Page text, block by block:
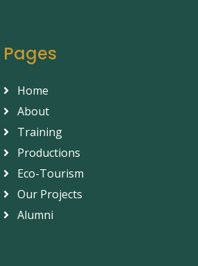
Pages
Home
About
Training
Productions
Eco-Tourism
Our Projects
Alumni